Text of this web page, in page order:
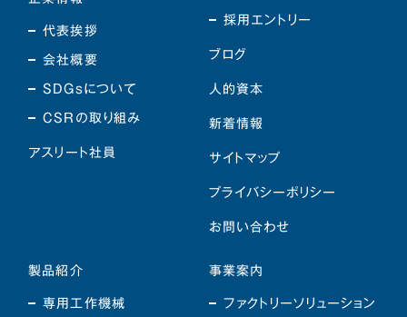
代表挨拶
会社概要
SDGsについて
CSRの取り組み
アスリート社員
事業案内
ファクトリーソリューション
製品紹介
専用工作機械
採用エントリー
ブログ
人的資本
新着情報
サイトマップ
プライバシーポリシー
お問い合わせ